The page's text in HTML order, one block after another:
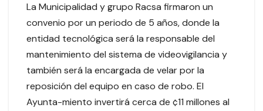
La Municipalidad y grupo Racsa firmaron un
convenio por un periodo de 5 años, donde la
entidad tecnológica será la responsable del
mantenimiento del sistema de videovigilancia y
también será la encargada de velar por la
reposición del equipo en caso de robo. El
Ayunta-miento invertirá cerca de ¢11 millones al